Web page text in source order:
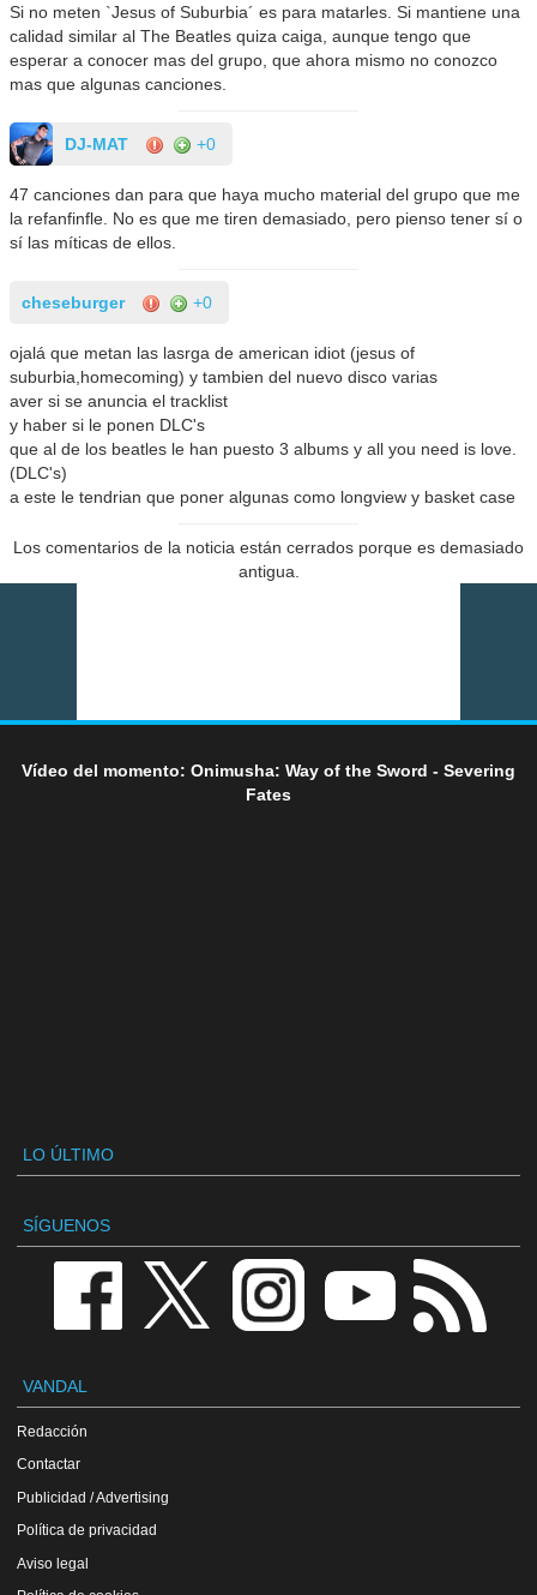
Si no meten `Jesus of Suburbia´ es para matarles. Si mantiene una
calidad similar al The Beatles quiza caiga, aunque tengo que
esperar a conocer mas del grupo, que ahora mismo no conozco
mas que algunas canciones.
DJ-MAT +0
47 canciones dan para que haya mucho material del grupo que me
la refanfinfle. No es que me tiren demasiado, pero pienso tener sí o
sí las míticas de ellos.
cheseburger +0
ojalá que metan las lasrga de american idiot (jesus of
suburbia,homecoming) y tambien del nuevo disco varias
aver si se anuncia el tracklist
y haber si le ponen DLC's
que al de los beatles le han puesto 3 albums y all you need is love.
(DLC's)
a este le tendrian que poner algunas como longview y basket case
Los comentarios de la noticia están cerrados porque es demasiado
antigua.
Vídeo del momento: Onimusha: Way of the Sword - Severing
Fates
LO ÚLTIMO
SÍGUENOS
VANDAL
Redacción
Contactar
Publicidad / Advertising
Política de privacidad
Aviso legal